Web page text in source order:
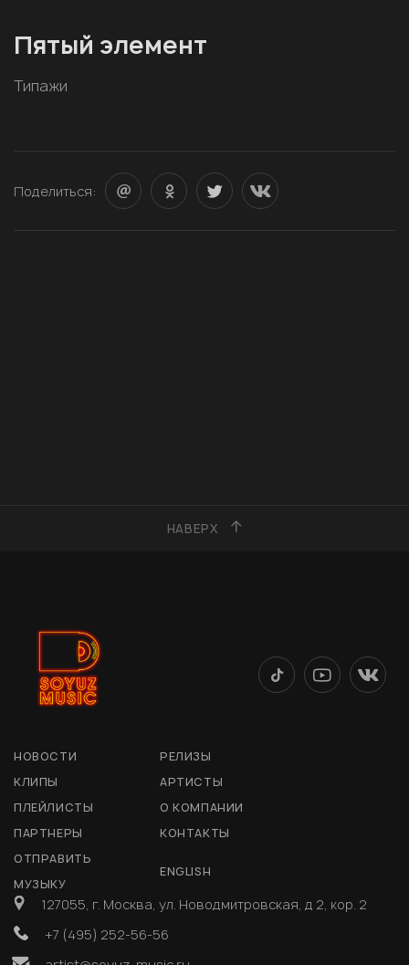
Пятый элемент
Типажи
Поделиться:
НАВЕРХ
НОВОСТИ
РЕЛИЗЫ
КЛИПЫ
АРТИСТЫ
ПЛЕЙЛИСТЫ
О КОМПАНИИ
ПАРТНЕРЫ
КОНТАКТЫ
ОТПРАВИТЬ
МУЗЫКУ
ENGLISH
127055, г. Москва, ул. Новодмитровская, д 2, кор. 2
+7 (495) 252-56-56